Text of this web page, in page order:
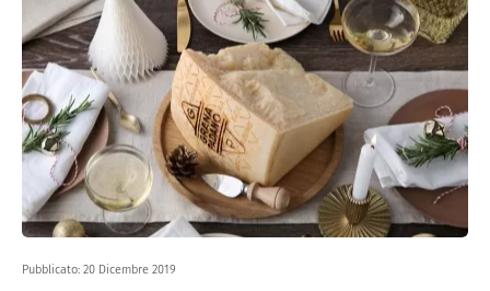
Pubblicato: 20 Dicembre 2019